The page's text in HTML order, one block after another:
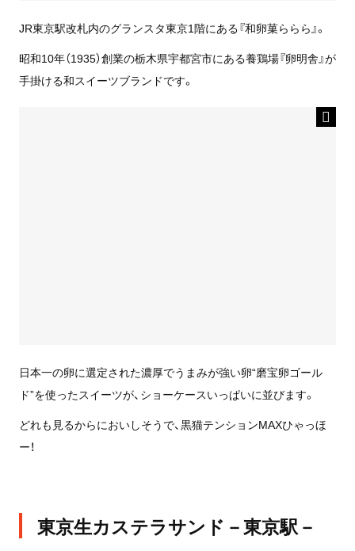
JR東京駅改札内のグランスタ東京1階にある『和卵菓ららら』。
昭和10年（1935）創業の栃木県宇都宮市にある養鶏場『卵明舎』が
手掛ける和スイーツブランドです。
日本一の卵に選定された濃厚でうまみが強い卵“磨宝卵ゴール
ド”を使ったスイーツが、ショーケースいっぱいに並びます。
どれも見るからにおいしそうで、黒猫テンションMAXひゃっほ
ー！
東京生カステラサンド－東京駅－